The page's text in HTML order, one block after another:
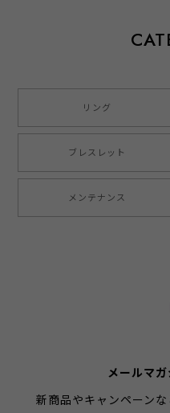
リング
ブレスレット
メンテナンス
メールマ
新商品やキャンペーン